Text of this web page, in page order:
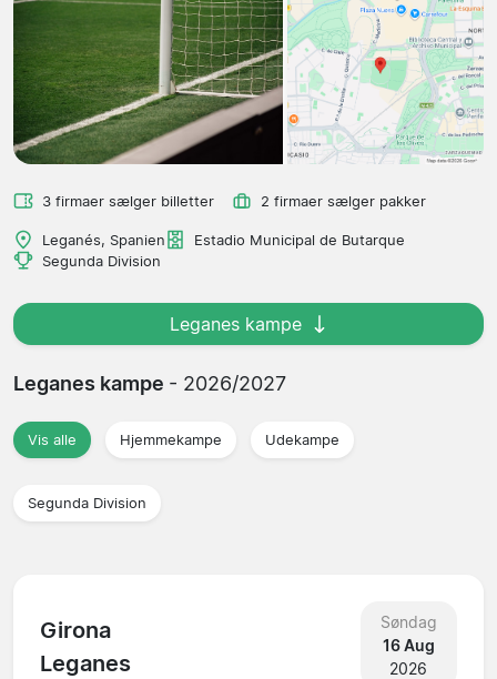
3 firmaer sælger billetter 2 firmaer sælger pakker
Leganés, Spanien
Estadio Municipal de Butarque
Segunda Division
Leganes kampe
Leganes kampe - 2026/2027
Vis alle Hjemmekampe Udekampe
Segunda Division
Girona
Leganes
Søndag
16 Aug
2026